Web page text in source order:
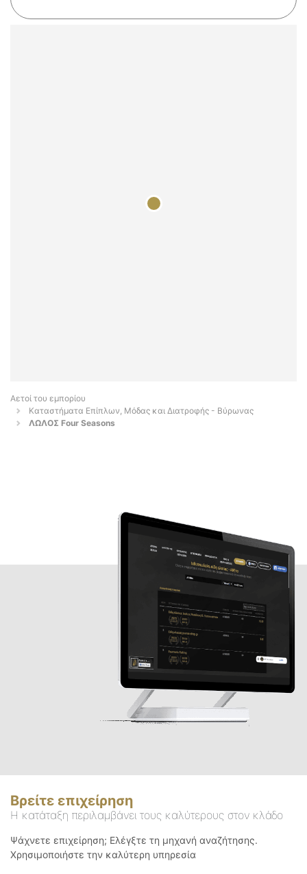
Αετοί του εμπορίου
Καταστήματα Επίπλων, Μόδας και Διατροφής - Βύρωνας
ΛΩΛΟΣ Four Seasons
Βρείτε επιχείρηση
Η κατάταξη περιλαμβάνει τους καλύτερους στον κλάδο
Ψάχνετε επιχείρηση; Ελέγξτε τη μηχανή αναζήτησης.
Χρησιμοποιήστε την καλύτερη υπηρεσία